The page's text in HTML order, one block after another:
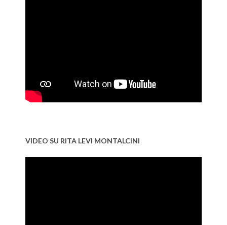
VIDEO SU RITA LEVI MONTALCINI